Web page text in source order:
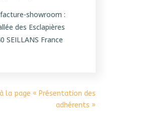
showroom :
des Esclapières
SEILLANS France
la page « Présentation des
adhérents »